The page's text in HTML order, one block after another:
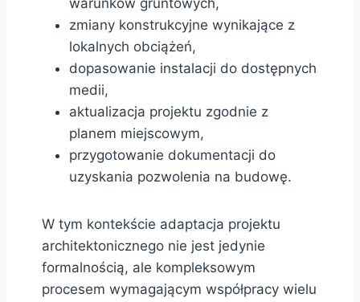
warunków gruntowych,
zmiany konstrukcyjne wynikające z
lokalnych obciążeń,
dopasowanie instalacji do dostępnych
medii,
aktualizacja projektu zgodnie z
planem miejscowym,
przygotowanie dokumentacji do
uzyskania pozwolenia na budowę.
W tym kontekście adaptacja projektu
architektonicznego nie jest jedynie
formalnością, ale kompleksowym
procesem wymagającym współpracy wielu